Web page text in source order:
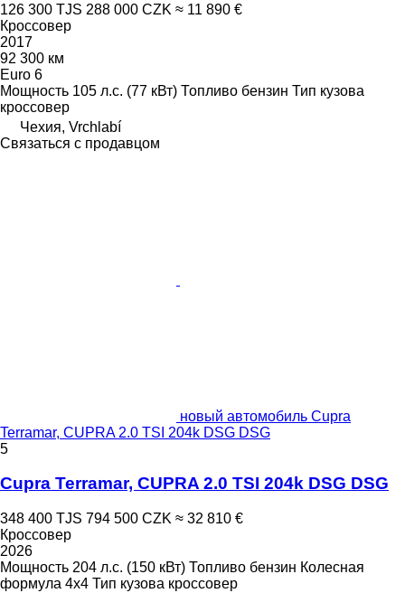
126 300 TJS 288 000 CZK ≈ 11 890 €
Кроссовер
2017
92 300 км
Euro 6
Мощность 105 л.с. (77 кВт) Топливо бензин Тип кузова
кроссовер
Чехия, Vrchlabí
Связаться с продавцом
новый автомобиль Cupra
Terramar, CUPRA 2.0 TSI 204k DSG DSG
5
Cupra Terramar, CUPRA 2.0 TSI 204k DSG DSG
348 400 TJS 794 500 CZK ≈ 32 810 €
Кроссовер
2026
Мощность 204 л.с. (150 кВт) Топливо бензин Колесная
формула 4x4 Тип кузова кроссовер